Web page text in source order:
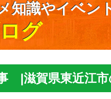
知識やイベン
グ
|滋賀県東近江